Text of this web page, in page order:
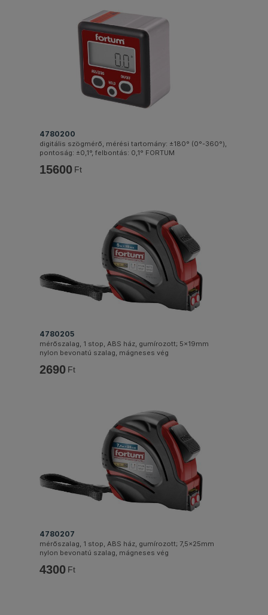
4780200
digitális szögmérő, mérési tartomány: ±180° (0°-360°),
pontoság: ±0,1°, felbontás: 0,1° FORTUM
15600 Ft
4780205
mérőszalag, 1 stop, ABS ház, gumírozott; 5×19mm
nylon bevonatú szalag, mágneses vég
2690 Ft
4780207
mérőszalag, 1 stop, ABS ház, gumírozott; 7,5×25mm
nylon bevonatú szalag, mágneses vég
4300 Ft